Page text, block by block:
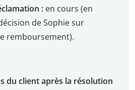
:en cours (en
de Sophie sur
remboursement).
du client après la résolution